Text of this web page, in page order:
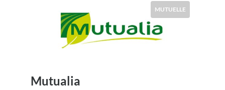
MUTUELLE
Mutualia